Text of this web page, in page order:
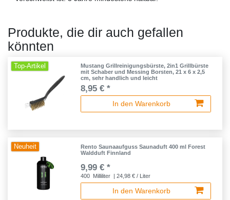
Produkte, die dir auch gefallen
könnten
Top-Artikel
Mustang Grillreinigungsbürste, 2in1 Grillbürste
mit Schaber und Messing Borsten, 21 x 6 x 2,5
cm, sehr handlich und leicht
8,95 € *
In den Warenkorb
Neuheit
Rento Saunaaufguss Saunaduft 400 ml Forest
Waldduft Finnland
9,99 € *
400 Milliliter | 24,98 € / Liter
In den Warenkorb